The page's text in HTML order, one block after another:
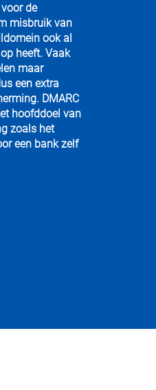
de
misbruik van
ook al
heeft. Vaak
maar
een extra
DMARC
hoofddoel van
zoals het
een bank zelf